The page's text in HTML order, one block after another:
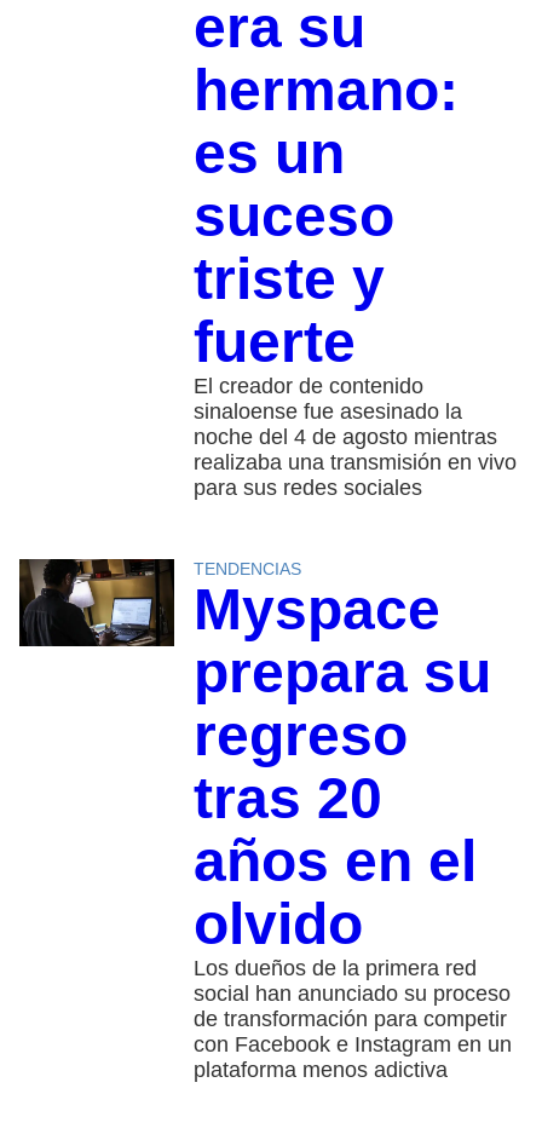
era su
hermano:
es un
suceso
triste y
fuerte
El creador de contenido
sinaloense fue asesinado la
noche del 4 de agosto mientras
realizaba una transmisión en vivo
para sus redes sociales
TENDENCIAS
Myspace
prepara su
regreso
tras 20
años en el
olvido
Los dueños de la primera red
social han anunciado su proceso
de transformación para competir
con Facebook e Instagram en un
plataforma menos adictiva